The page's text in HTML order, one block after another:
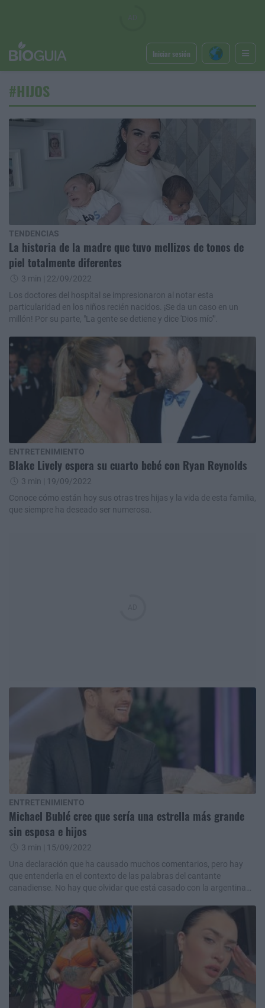
Iniciar sesión
#HIJOS
TENDENCIAS
La historia de la madre que tuvo mellizos de tonos de
piel totalmente diferentes
3 min | 22/09/2022
Los doctores del hospital se impresionaron al notar esta
particularidad en los niños recién nacidos. ¡Se da un caso en un
millón! Por su parte, "La gente se detiene y dice 'Dios mío'".
ENTRETENIMIENTO
Blake Lively espera su cuarto bebé con Ryan Reynolds
3 min | 19/09/2022
Conoce cómo están hoy sus otras tres hijas y la vida de esta familia,
que siempre ha deseado ser numerosa.
ENTRETENIMIENTO
Michael Bublé cree que sería una estrella más grande
sin esposa e hijos
3 min | 15/09/2022
Una declaración que ha causado muchos comentarios, pero hay
que entenderla en el contexto de las palabras del cantante
canadiense. No hay que olvidar que está casado con la argentina